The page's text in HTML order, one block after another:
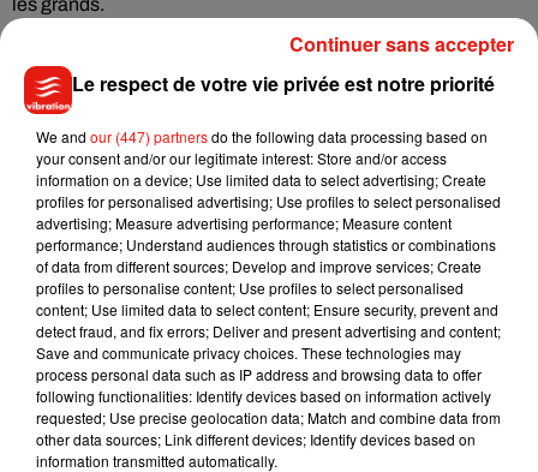
les grands.
Descentes endiablées, animations, stands partenaires,
restauration et surprises pour tous égayeront ce dimanche
comme nul autre.
Alors rendez-vous le6 avrilde11h à 18h, entre laplace De
Gaulle
et le Quai Cypierre
pour une course vraiment pas
comme les autres.
Retrouveztoutes les informations surrouletacaisse.frou
surle compte Instagram de la descente.
Le respect de votre vie privée est notre priorité
We and our (447) partnersdo the following data processing based on
your consent and/or our legitimate interest: Store and/or access
information on a device; Use limited data to select advertising; Create
profiles for personalised advertising; Use profiles to select personalised
advertising; Measure advertising performance; Measure content
performance; Understand audiences through statistics or combinations
of data from different sources; Develop and improve services; Create
profiles to personalise content; Use profiles to select personalised
content; Use limited data to select content; Ensure security, prevent and
detect fraud, and fix errors; Deliver and present advertising and content;
Save and communicate privacy choices. These technologies may
process personal data such as IP address and browsing data to offer
following functionalities: Identify devices based on information actively
requested; Use precise geolocation data; Match and combine data from
other data sources; Link different devices; Identify devices based on
information transmitted automatically.
Continuer sans accepter